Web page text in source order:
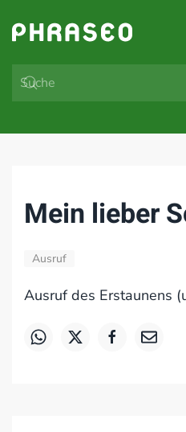
Zum Hauptinhalt springen
Mein lieber
Ausruf
Ausruf des Erstaunens